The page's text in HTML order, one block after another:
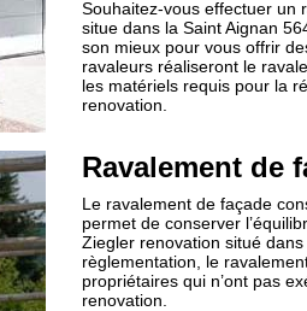
Souhaitez-vous effectuer un
situe dans la Saint Aignan
son mieux pour vous offrir
ravaleurs réaliseront le
les matériels requis pour la
renovation.
Ravalement de
Le ravalement de façade
permet de conserver
Ziegler renovation situé
règlementation, le
propriétaires qui n’ont pas
renovation.